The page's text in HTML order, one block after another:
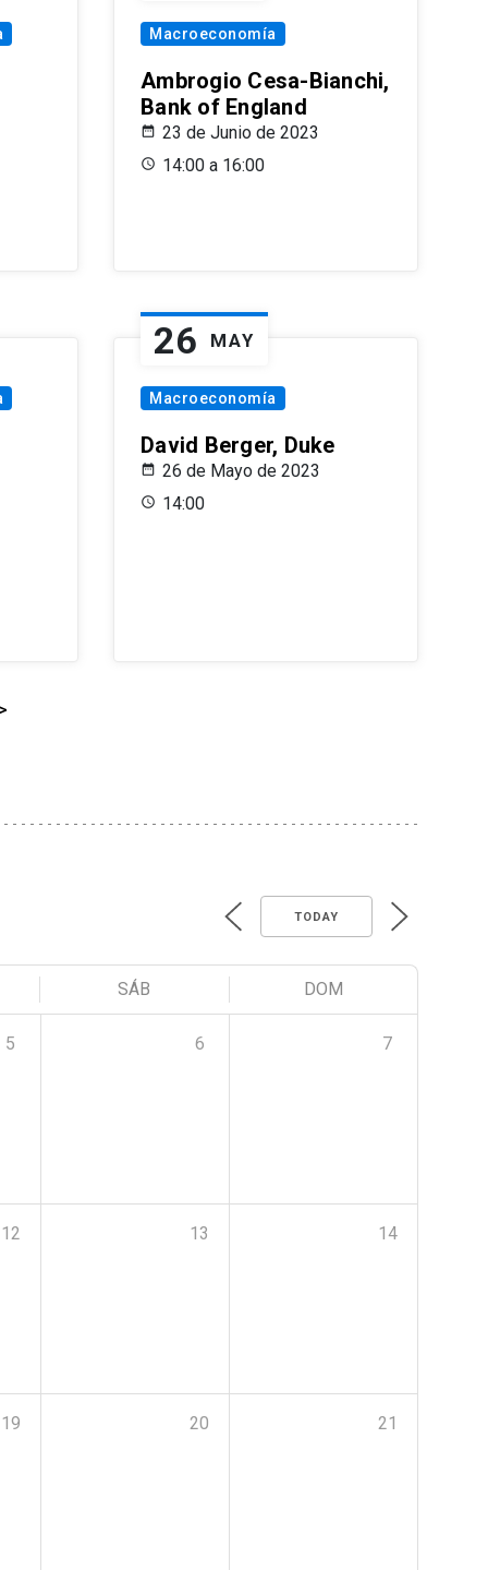
Macroeconomía
Ambrogio Cesa-Bianchi,
Bank of England
23 de Junio de 2023
14:00 a 16:00
26 MAY
Macroeconomía
David Berger, Duke
26 de Mayo de 2023
14:00
TODAY
SÁB DOM
5 6 7
12 13 14
19 20 21